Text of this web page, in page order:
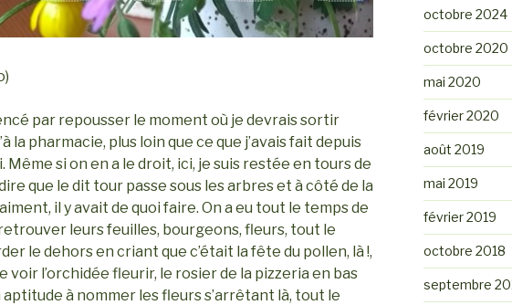
par repousser le moment où je devrais sortir
la pharmacie, plus loin que ce que j’avais fait depuis
Même si on en a le droit, ici, je suis restée en tours de
que le dit tour passe sous les arbres et à côté de la
il y avait de quoi faire. On a eu tout le temps de
leurs feuilles, bourgeons, fleurs, tout le
le dehors en criant que c’était la fête du pollen, là !,
voir l’orchidée fleurir, le rosier de la pizzeria en bas
à nommer les fleurs s’arrêtant là, tout le
octobre 2024
octobre 2020
mai 2020
février 2020
août 2019
mai 2019
février 2019
octobre 2018
septembre